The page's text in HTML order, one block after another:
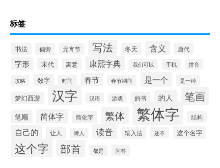
标签
书法 偏旁 元宵节 写法 冬天 含义 唐代
字形 宋代 寓意 康熙字典 我们可以 手机 拼音
攻略 数字 时间 春节 春节期间 是一个 是一种
梦幻西游 汉字 汉语 游戏 的书 的人 笔画
笔顺 简体字 简化字 繁体 繁体字 结构
自己的 让人 诗人 读音 输入法 还不 这个名字
这个字 部首 都是 问答